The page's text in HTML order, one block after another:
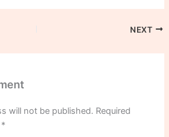
NEXT
will not be published. Required
*